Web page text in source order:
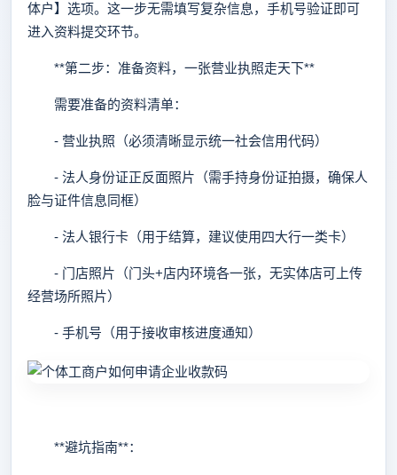
体户】选项。这一步无需填写复杂信息，手机号验证即可
进入资料提交环节。
**第二步：准备资料，一张营业执照走天下**
需要准备的资料清单：
- 营业执照（必须清晰显示统一社会信用代码）
- 法人身份证正反面照片（需手持身份证拍摄，确保人
脸与证件信息同框）
- 法人银行卡（用于结算，建议使用四大行一类卡）
- 门店照片（门头+店内环境各一张，无实体店可上传
经营场所照片）
- 手机号（用于接收审核进度通知）
**避坑指南**：